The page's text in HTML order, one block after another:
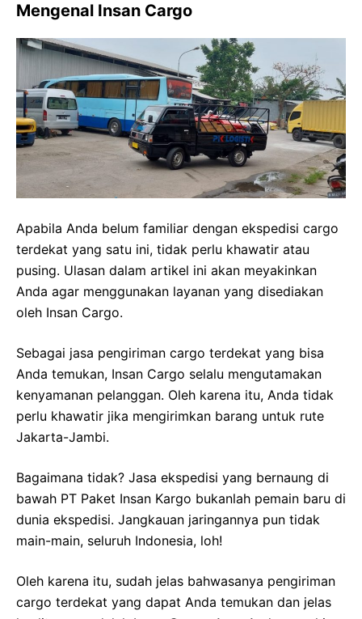
Mengenal Insan Cargo
Apabila Anda belum familiar dengan ekspedisi cargo
terdekat yang satu ini, tidak perlu khawatir atau
pusing. Ulasan dalam artikel ini akan meyakinkan
Anda agar menggunakan layanan yang disediakan
oleh Insan Cargo.
Sebagai jasa pengiriman cargo terdekat yang bisa
Anda temukan, Insan Cargo selalu mengutamakan
kenyamanan pelanggan. Oleh karena itu, Anda tidak
perlu khawatir jika mengirimkan barang untuk rute
Jakarta-Jambi.
Bagaimana tidak? Jasa ekspedisi yang bernaung di
bawah PT Paket Insan Kargo bukanlah pemain baru di
dunia ekspedisi. Jangkauan jaringannya pun tidak
main-main, seluruh Indonesia, loh!
Oleh karena itu, sudah jelas bahwasanya pengiriman
cargo terdekat yang dapat Anda temukan dan jelas